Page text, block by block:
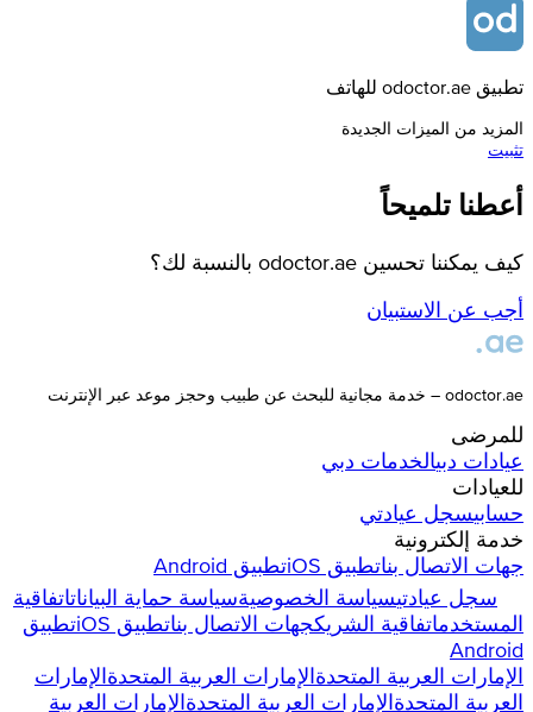
تطبيق odoctor.ae للهاتف
المزيد من الميزات الجديدة
تثبيت
أعطنا تلميحاً
كيف يمكننا تحسين odoctor.ae بالنسبة لك؟
أجب عن الاستبيان
odoctor.ae – خدمة مجانية للبحث عن طبيب وحجز موعد عبر الإنترنت
للمرضى
عيادات دبيالخدمات دبي
للعيادات
حسابيسجل عيادتي
خدمة إلكترونية
جهات الاتصال بناتطبيق iOS
تطبيق Android
سجل عيادتيسياسة الخصوصيةسياسة حماية البياناتاتفاقية
المستخدماتفاقية الشريكجهات الاتصال بناتطبيق iOS
تطبيق
Android
الإمارات العربية المتحدةالإمارات العربية المتحدةالإمارات
العربية المتحدةالإمارات العربية المتحدةالإمارات العربية